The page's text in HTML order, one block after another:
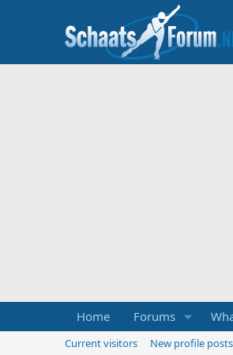
Home Forums
Current visitors New profile posts